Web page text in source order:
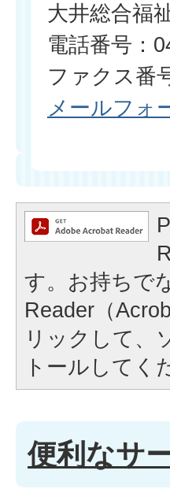
大井総合福
電話番号：
ファクス番
メールフォ
す。お持ちで
Reader（
リックして、
トールしてく
便利なサ